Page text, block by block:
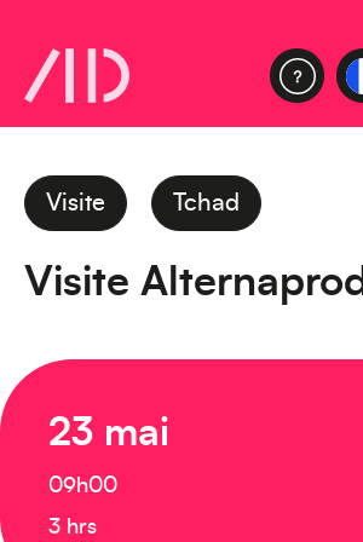
Visite Tchad
Visite Alternaprod
23 mai
09h00
3 hrs